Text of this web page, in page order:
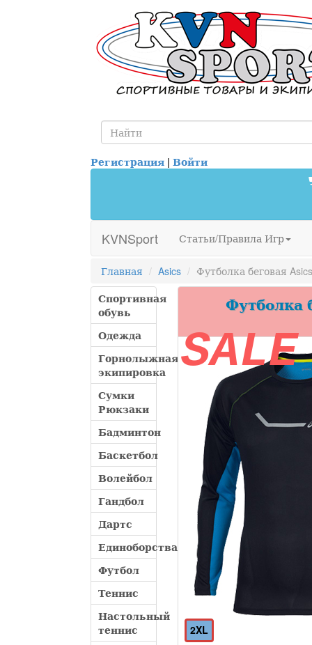
Регистрация | Войти
KVNSport Статьи/Правила Игр
Главная Asics
Футболка беговая
Спортивная
обувь
Одежда
Горнолыжная
экипировка
Сумки
Рюкзаки
Бадминтон
Баскетбол
Волейбол
Гандбол
Дартс
Единоборства
Футбол
Теннис
Настольный
теннис
Футболка
SALE
2XL